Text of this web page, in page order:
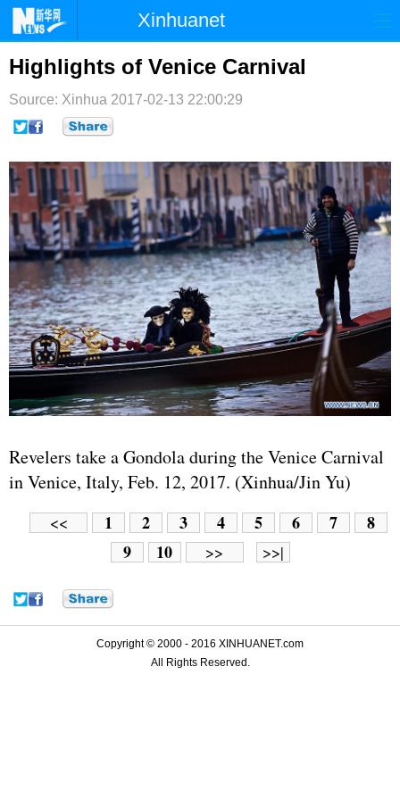
Xinhuanet
首页 时政 国际
台湾 财经 法治
纪检
文娱 图片 视频 论坛
博客 微博
Highlights of Venice Carnival
Source: Xinhua 2017-02-13 22:00:29
Revelers take a Gondola during the Venice Carnival
in Venice, Italy, Feb. 12, 2017. (Xinhua/Jin Yu)
<< 1 2 3 4 5 6 7
8
9
10 >> >>|
Copyright © 2000 - 2016 XINHUANET.com
All Rights Reserved.